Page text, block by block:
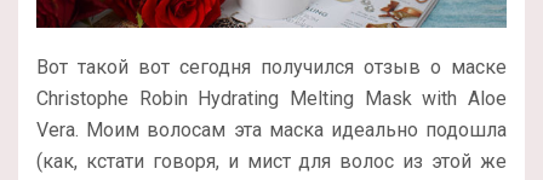
Вот такой вот сегодня получился отзыв о маске
Christophe Robin Hydrating Melting Mask with Aloe
Vera. Моим волосам эта маска идеально подошла
(как, кстати говоря, и мист для волос из этой же